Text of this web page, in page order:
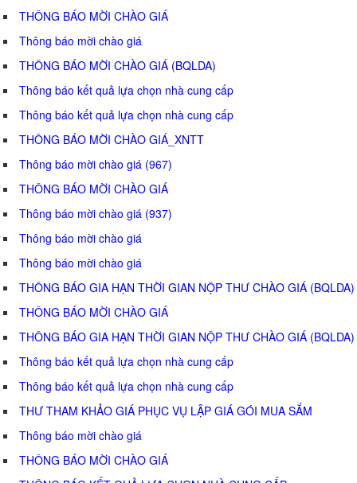
THÔNG BÁO MỜI CHÀO GIÁ
Thông báo mời chào giá
THÔNG BÁO MỜI CHÀO GIÁ (BQLDA)
Thông báo kết quả lựa chọn nhà cung cấp
Thông báo kết quả lựa chọn nhà cung cấp
THÔNG BÁO MỜI CHÀO GIÁ_XNTT
Thông báo mời chào giá (967)
THÔNG BÁO MỜI CHÀO GIÁ
Thông báo mời chào giá (937)
Thông báo mời chào giá
Thông báo mời chào giá
THÔNG BÁO GIA HẠN THỜI GIAN NỘP THƯ CHÀO GIÁ (BQLDA)
THÔNG BÁO MỜI CHÀO GIÁ
THÔNG BÁO GIA HẠN THỜI GIAN NỘP THƯ CHÀO GIÁ (BQLDA)
Thông báo kết quả lựa chọn nhà cung cấp
Thông báo kết quả lựa chọn nhà cung cấp
THƯ THAM KHẢO GIÁ PHỤC VỤ LẬP GIÁ GÓI MUA SẮM
Thông báo mời chào giá
THÔNG BÁO MỜI CHÀO GIÁ